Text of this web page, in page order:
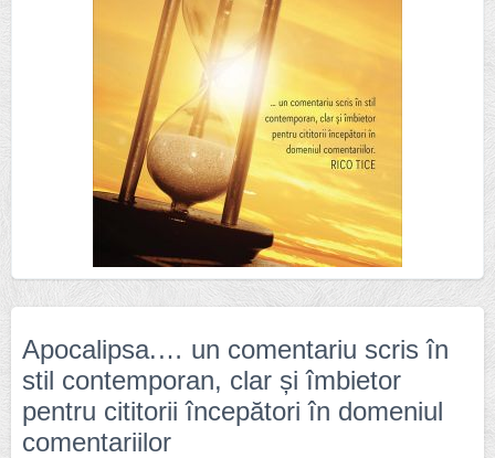
Apocalipsa.… un comentariu scris în
stil contemporan, clar și îmbietor
pentru cititorii începători în domeniul
comentariilor